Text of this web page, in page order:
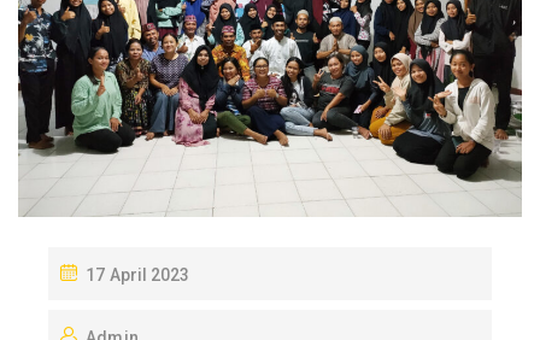
P
17 April 2023